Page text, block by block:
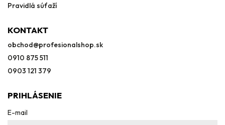
Pravidlá súťaží
KONTAKT
obchod@profesionalshop.sk
0910 875 511
0903 121 379
PRIHLÁSENIE
E-mail